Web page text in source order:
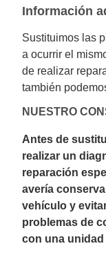
Información
Sustituimos las
a ocurrir el
de realizar
también
NUESTRO
Antes de
realizar un
reparación
avería
vehículo y
problemas de
con una